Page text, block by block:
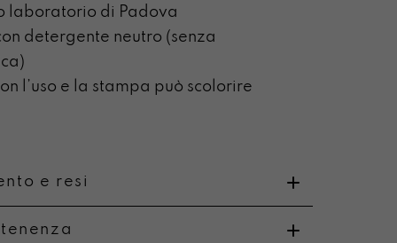
laboratorio di Padova
detergente neutro (senza
l’uso e la stampa può scolorire
e resi